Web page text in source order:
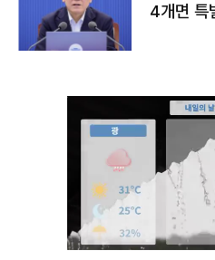
4개면 특